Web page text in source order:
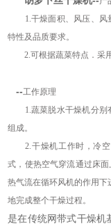
1.干燥面积、风压、风
特性及品质要求。
2.可根据蔬菜特点．采用
--工作原理
1.蔬菜脱水干燥机分别
组成。
2.干燥机工作时，冷空
式，使热空气穿流通过床
热气流在循环风机的作用
地完成整个干燥过程。
是在传统网带式干燥机